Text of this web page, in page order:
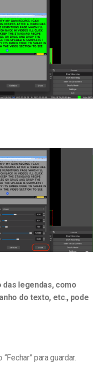
legendas, como
do texto, etc., pode
para guardar.